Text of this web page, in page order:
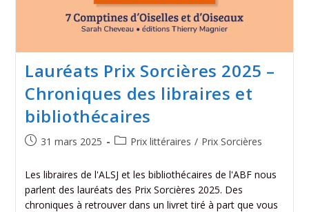
Lauréats Prix Sorcières 2025 –
Chroniques des libraires et
bibliothécaires
31 mars 2025 Prix littéraires / Prix Sorcières
Les libraires de l'ALSJ et les bibliothécaires de l'ABF nous
parlent des lauréats des Prix Sorcières 2025. Des
chroniques à retrouver dans un livret tiré à part que vous